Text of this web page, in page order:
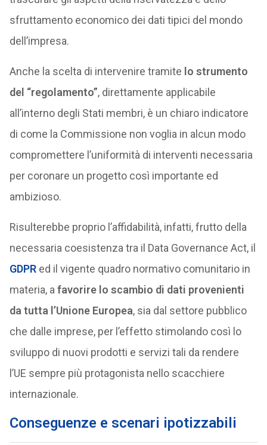
sfruttamento economico dei dati tipici del mondo
dell’impresa.
Anche la scelta di intervenire tramite lo strumento
del “regolamento”, direttamente applicabile
all’interno degli Stati membri, è un chiaro indicatore
di come la Commissione non voglia in alcun modo
compromettere l’uniformità di interventi necessaria
per coronare un progetto così importante ed
ambizioso.
Risulterebbe proprio l’affidabilità, infatti, frutto della
necessaria coesistenza tra il Data Governance Act, il
GDPRed il vigente quadro normativo comunitario in
materia, afavorire lo scambio di dati provenienti
da tutta l’Unione Europea, sia dal settore pubblico
che dalle imprese, per l’effetto stimolando così lo
sviluppo di nuovi prodotti e servizi tali da rendere
l’UE sempre più protagonista nello scacchiere
internazionale.
Conseguenze e scenari ipotizzabili